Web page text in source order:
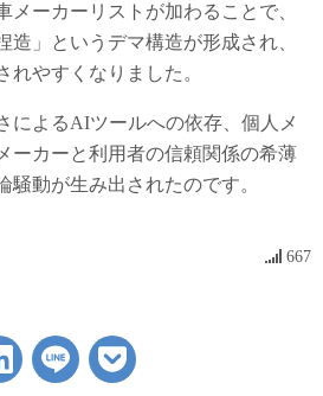
メーカーリストが加わることで、
造」というデマ構造が形成され、
れやすくなりました。
よるAIツールへの依存、個人メ
ーカーと利用者の信頼関係の希薄
騒動が生み出されたのです。
667